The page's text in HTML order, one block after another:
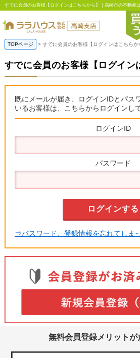
すでに会員のお客様【ログインはこちらから】｜高崎市の不動産
TOPページ すでに会員のお客様【ログインはこちらか
すでに会員のお客様【ログイン
既にメールが届き、ログインIDとパス
いるお客様は、こちらからログインし
ログインID
パスワード
⇒パスワード、登録情報を忘れてしま
無料会員登録メリットが